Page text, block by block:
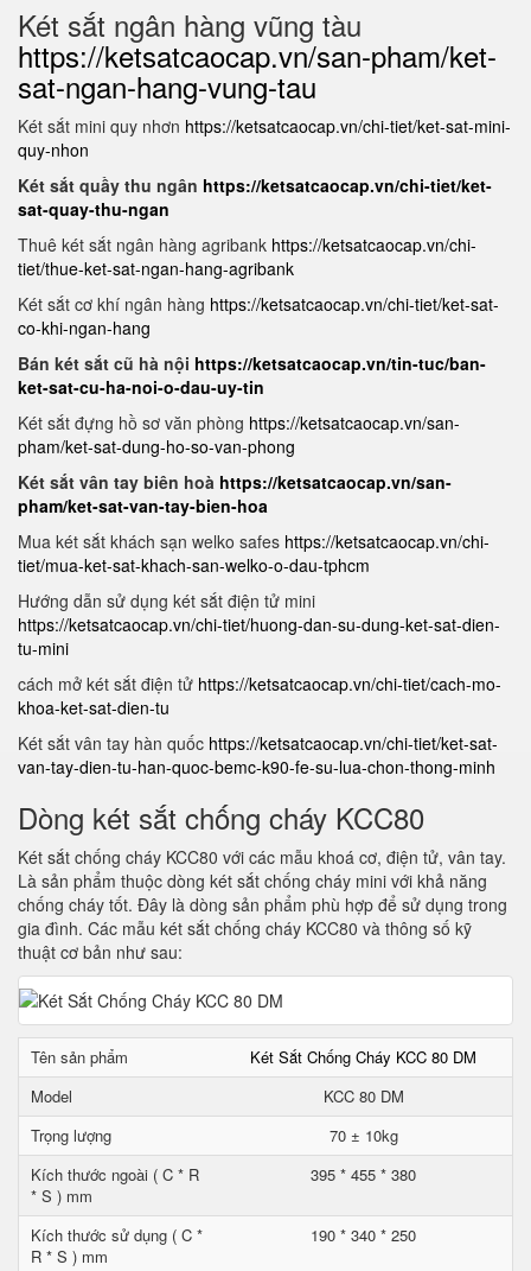
Két sắt ngân hàng vũng tàu
https://ketsatcaocap.vn/san-pham/ket-
sat-ngan-hang-vung-tau
Két sắt mini quy nhơn https://ketsatcaocap.vn/chi-tiet/ket-sat-mini-
quy-nhon
Két sắt quầy thu ngân https://ketsatcaocap.vn/chi-tiet/ket-
sat-quay-thu-ngan
Thuê két sắt ngân hàng agribank https://ketsatcaocap.vn/chi-
tiet/thue-ket-sat-ngan-hang-agribank
Két sắt cơ khí ngân hàng https://ketsatcaocap.vn/chi-tiet/ket-sat-
co-khi-ngan-hang
Bán két sắt cũ hà nội https://ketsatcaocap.vn/tin-tuc/ban-
ket-sat-cu-ha-noi-o-dau-uy-tin
Két sắt đựng hồ sơ văn phòng https://ketsatcaocap.vn/san-
pham/ket-sat-dung-ho-so-van-phong
Két sắt vân tay biên hoà https://ketsatcaocap.vn/san-
pham/ket-sat-van-tay-bien-hoa
Mua két sắt khách sạn welko safes https://ketsatcaocap.vn/chi-
tiet/mua-ket-sat-khach-san-welko-o-dau-tphcm
Hướng dẫn sử dụng két sắt điện tử mini
https://ketsatcaocap.vn/chi-tiet/huong-dan-su-dung-ket-sat-dien-
tu-mini
cách mở két sắt điện tử https://ketsatcaocap.vn/chi-tiet/cach-mo-
khoa-ket-sat-dien-tu
Két sắt vân tay hàn quốc https://ketsatcaocap.vn/chi-tiet/ket-sat-
van-tay-dien-tu-han-quoc-bemc-k90-fe-su-lua-chon-thong-minh
Dòng két sắt chống cháy KCC80
Két sắt chống cháy KCC80 với các mẫu khoá cơ, điện tử, vân tay.
Là sản phẩm thuộc dòng két sắt chống cháy mini với khả năng
chống cháy tốt. Đây là dòng sản phẩm phù hợp để sử dụng trong
gia đình. Các mẫu két sắt chống cháy KCC80 và thông số kỹ
thuật cơ bản như sau:
Tên sản phẩm
Két Sắt Chống Cháy KCC 80 DM
Model
KCC 80 DM
Trọng lượng
70 ± 10kg
Kích thước ngoài ( C * R
* S ) mm
395 * 455 * 380
Kích thước sử dụng ( C *
R * S ) mm
190 * 340 * 250